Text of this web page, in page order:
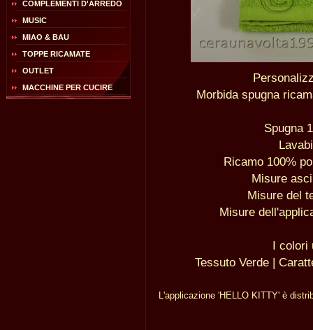
COMPLEMENTI D'ARREDO
MUSIC
MIAO & BAU
TOPPE RICAMATE
OUTLET
MACCHINE PER CUCIRE
Morbida spugna
Spugna
Ricamo 100%
Misure
Misure del
Misure
I colori
Tessuto Verde |
L'applicazione 'HELLO KITTY' è